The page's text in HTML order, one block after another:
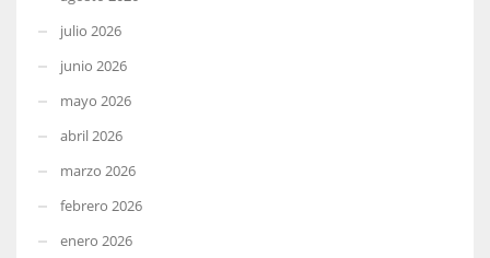
julio 2026
junio 2026
mayo 2026
abril 2026
marzo 2026
febrero 2026
enero 2026